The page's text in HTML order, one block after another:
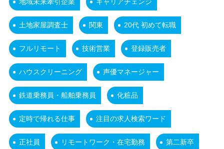
土地家屋調査士 関東 20代 初めて転職
フルリモート 技術営業 登録販売者
ハウスクリーニング 声優マネージャー
鉄道乗務員・船舶乗務員 化粧品
定時で帰れる仕事 注目の求人検索ワード
正社員 リモートワーク・在宅勤務 第二新卒